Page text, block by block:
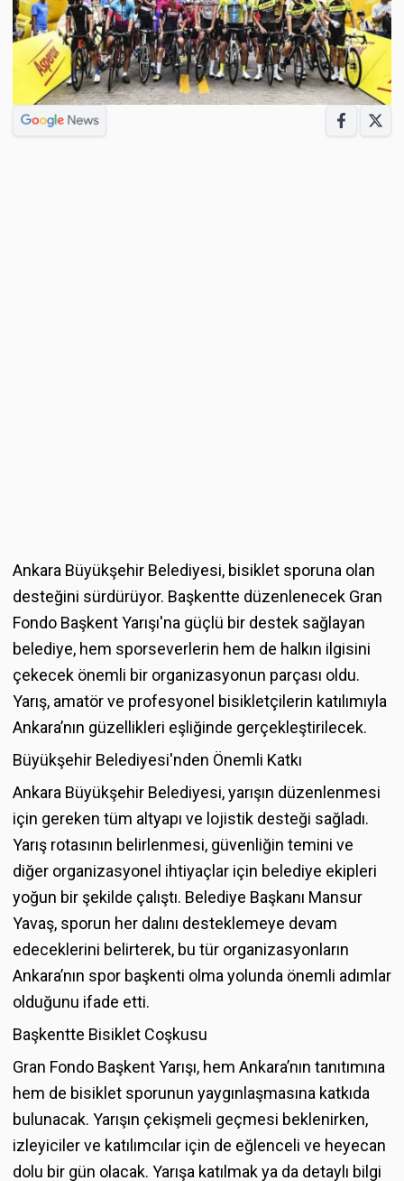
Ankara Büyükşehir Belediyesi, bisiklet sporuna olan
desteğini sürdürüyor. Başkentte düzenlenecek Gran
Fondo Başkent Yarışı'na güçlü bir destek sağlayan
belediye, hem sporseverlerin hem de halkın ilgisini
çekecek önemli bir organizasyonun parçası oldu.
Yarış, amatör ve profesyonel bisikletçilerin katılımıyla
Ankara’nın güzellikleri eşliğinde gerçekleştirilecek.
Büyükşehir Belediyesi'nden Önemli Katkı
Ankara Büyükşehir Belediyesi, yarışın düzenlenmesi
için gereken tüm altyapı ve lojistik desteği sağladı.
Yarış rotasının belirlenmesi, güvenliğin temini ve
diğer organizasyonel ihtiyaçlar için belediye ekipleri
yoğun bir şekilde çalıştı. Belediye Başkanı Mansur
Yavaş, sporun her dalını desteklemeye devam
edeceklerini belirterek, bu tür organizasyonların
Ankara’nın spor başkenti olma yolunda önemli adımlar
olduğunu ifade etti.
Başkentte Bisiklet Coşkusu
Gran Fondo Başkent Yarışı, hem Ankara’nın tanıtımına
hem de bisiklet sporunun yaygınlaşmasına katkıda
bulunacak. Yarışın çekişmeli geçmesi beklenirken,
izleyiciler ve katılımcılar için de eğlenceli ve heyecan
dolu bir gün olacak. Yarışa katılmak ya da detaylı bilgi